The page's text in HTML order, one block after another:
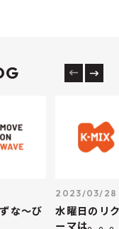
な～び
2023/03/28
水曜日のリ
ーマは。。